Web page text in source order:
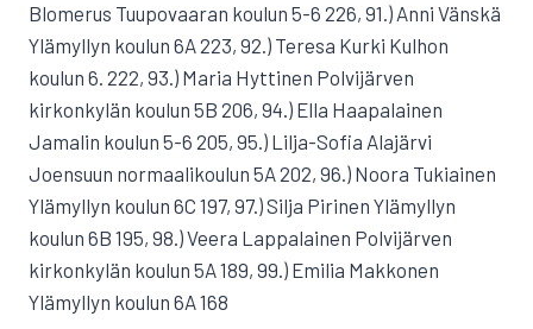
Blomerus Tuupovaaran koulun 5-6 226, 91.) Anni Vänskä
Ylämyllyn koulun 6A 223, 92.) Teresa Kurki Kulhon
koulun 6. 222, 93.) Maria Hyttinen Polvijärven
kirkonkylän koulun 5B 206, 94.) Ella Haapalainen
Jamalin koulun 5-6 205, 95.) Lilja-Sofia Alajärvi
Joensuun normaalikoulun 5A 202, 96.) Noora Tukiainen
Ylämyllyn koulun 6C 197, 97.) Silja Pirinen Ylämyllyn
koulun 6B 195, 98.) Veera Lappalainen Polvijärven
kirkonkylän koulun 5A 189, 99.) Emilia Makkonen
Ylämyllyn koulun 6A 168